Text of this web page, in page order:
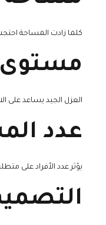
كلما زادت المساحة احتجت
مستوى
العزل الجيد يساعد على
عدد
يؤثر عدد الأفراد على